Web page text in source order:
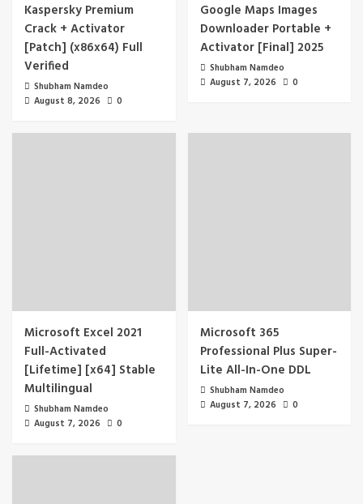
Kaspersky Premium
Crack + Activator
[Patch] (x86x64) Full
Verified
Shubham Namdeo
August 8, 2026
0
Google Maps Images
Downloader Portable +
Activator [Final] 2025
Shubham Namdeo
August 7, 2026
0
Microsoft Excel 2021
Full-Activated
[Lifetime] [x64] Stable
Multilingual
Shubham Namdeo
August 7, 2026
0
Microsoft 365
Professional Plus Super-
Lite All-In-One DDL
Shubham Namdeo
August 7, 2026
0